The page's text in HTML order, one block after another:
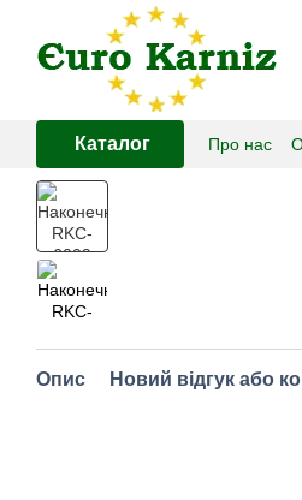
Перейти до основного контенту
Каталог Про нас
Опис Новий відгук або